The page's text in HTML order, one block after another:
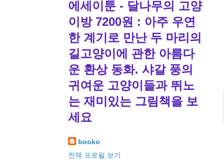
에세이툰 - 달나무의 고양
이방 7200원 : 아주 우연
한 계기로 만난 두 마리의
길고양이에 관한 아름다
운 환상 동화. 샤갈 풍의
귀여운 고양이들과 뛰노
는 재미있는 그림책을 보
세요
booko
전체 프로필 보기